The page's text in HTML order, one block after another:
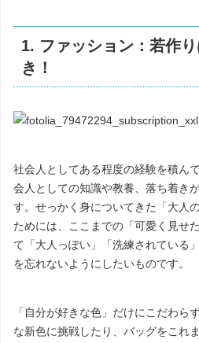
1. ファッション：若作
き！
社会人としてある程度の経験を積ん
会人としての知識や教養、落ち着き
す。せっかく身についてきた「大人
ためには、ここまでの「可愛く見せ
て「大人っぽい」「洗練されている
を忘れないようにしたいものです。
「自分が好きな色」だけにこだわら
な新色に挑戦したり、バッグをこれ